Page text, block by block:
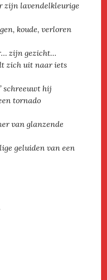
zijn lavendelkleurige
koude, verloren
zijn gezicht…
zich uit naar iets
schreeuwt hij
tornado
van glanzende
geluiden van een